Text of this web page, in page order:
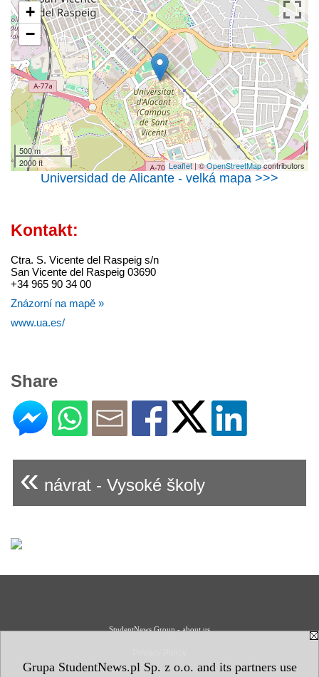
Grupa StudentNews.pl Sp. z o.o. and its partners use
+
−
500 m
2000 ft
Leaflet| ©OpenStreetMapcontributors
Universidad de Alicante - velká mapa >>>
Kontakt:
Ctra. S. Vicente del Raspeig s/n
San Vicente del Raspeig 03690
+34 965 90 34 00
Znázorní na mapě »
www.ua.es/
Share
« návrat - Vysoké školy
StudentNews Group - about us